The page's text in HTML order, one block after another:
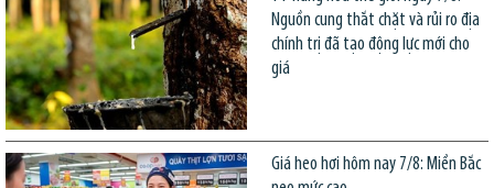
Nguồn cung thắt chặt và rủi ro địa
chính trị đã tạo động lực mới cho
giá
Giá heo hơi hôm nay 7/8: Miền Bắc